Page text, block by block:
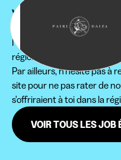
Vous ne pouvez pas
Mévergnies-Lez-Lens ?
Nous te conseillons
régions pour trouver le
Par ailleurs, n'hésite pas à
site pour ne pas rater de
s'offriraient à toi dans la
VOIR TOUS LES JOB